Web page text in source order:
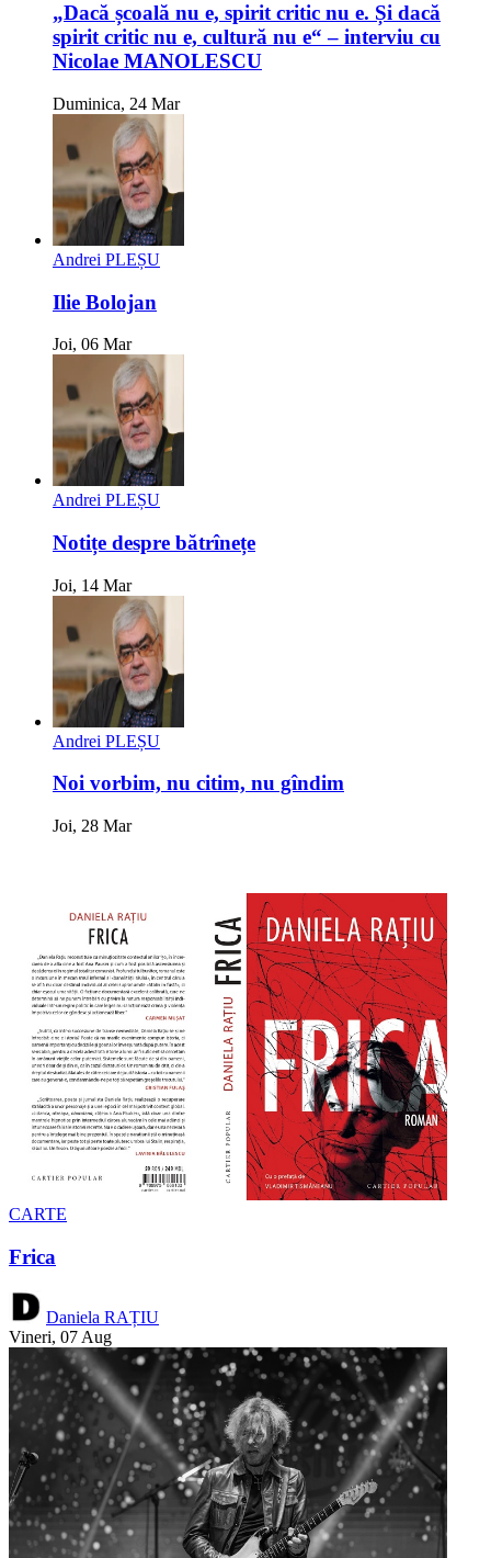
„Dacă școală nu e, spirit critic nu e. Și dacă
spirit critic nu e, cultură nu e“ – interviu cu
Nicolae MANOLESCU
Duminica, 24 Mar
Andrei PLEȘU
Ilie Bolojan
Joi, 06 Mar
Andrei PLEȘU
Notițe despre bătrînețe
Joi, 14 Mar
Andrei PLEȘU
Noi vorbim, nu citim, nu gîndim
Joi, 28 Mar
CARTE
Frica
Daniela RAȚIU
Vineri, 07 Aug